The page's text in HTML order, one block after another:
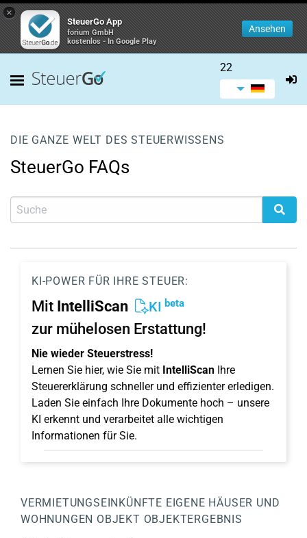
×
SteuerGo App
forium GmbH
kostenlos - In Google Play
Ansehen
22
DIE GANZE WELT DES STEUERWISSENS
SteuerGo FAQs
KI-POWER FÜR IHRE STEUER:
Mit IntelliScan KI beta
zur mühelosen Erstattung!
Nie wieder Steuerstress!
Lernen Sie hier, wie Sie mit IntelliScan Ihre
Steuererklärung schneller und effizienter erledigen.
Laden Sie einfach Ihre Dokumente hoch – unsere
KI erkennt und verarbeitet alle wichtigen
Informationen für Sie.
VERMIETUNGSEINKÜNFTE EIGENE HÄUSER UND
WOHNUNGEN OBJEKT OBJEKTERGEBNIS